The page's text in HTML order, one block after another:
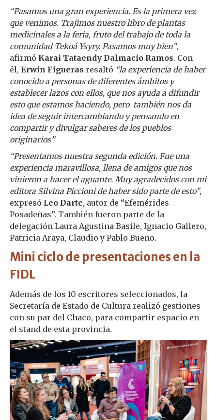
“Pasamos una gran experiencia. Es la primera vez
que venimos. Trajimos nuestro libro de plantas
medicinales a la feria, fruto del trabajo de toda la
comunidad Tekoá Ysyry. Pasamos muy bien”,
afirmó Karai Tataendy Dalmacio Ramos. Con
él, Erwin Figueras resaltó “la experiencia de haber
conocido a personas de diferentes ámbitos y
establecer lazos con ellos, que nos ayuda a difundir
esto que estamos haciendo, pero también nos da
idea de seguir intercambiando y pensando en
compartir y divulgar saberes de los pueblos
originarios”
“Presentamos nuestra segunda edición. Fue una
experiencia maravillosa, llena de amigos que nos
vinieron a hacer el aguante. Muy agradecidos con mi
editora Silvina Piccioni de haber sido parte de esto”,
expresó Leo Darte, autor de “Efemérides
Posadeñas”. También fueron parte de la
delegación Laura Agustina Basile, Ignacio Gallero,
Patricia Araya, Claudio y Pablo Bueno.
Mini ciclo de presentaciones en la
FIDL
Además de los 10 escritores seleccionados, la
Secretaría de Estado de Cultura realizó gestiones
con su par del Chaco, para compartir espacio en
el stand de esta provincia.